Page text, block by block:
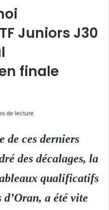
Juniors J30
finale
de lecture
de ces derniers
des décalages, la
qualificatifs
a été vite